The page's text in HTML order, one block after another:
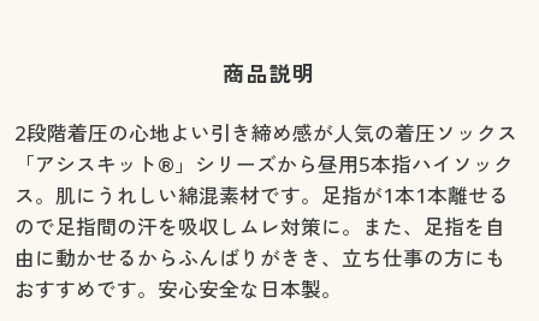
商品説明
2段階着圧の心地よい引き締め感が人気の着圧ソックス
「アシスキット®」シリーズから昼用5本指ハイソック
ス。肌にうれしい綿混素材です。足指が1本1本離せる
ので足指間の汗を吸収しムレ対策に。また、足指を自
由に動かせるからふんばりがきき、立ち仕事の方にも
おすすめです。安心安全な日本製。